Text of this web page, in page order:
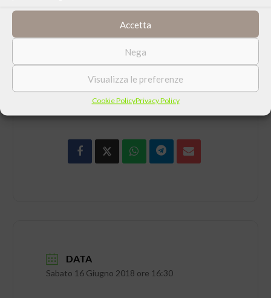
Accetta
Nega
Visualizza le preferenze
Cookie PolicyPrivacy Policy
SCARICA LA LOCANDINA IN FORMATO PDF
CONDIVIDI QUESTO EVENTO
DATA
Sabato 16 Giugno 2018 ore 16:30